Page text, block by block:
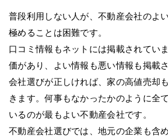
普段利用しない人が、不動産会社のよ
極めることは困難です。
口コミ情報もネットには掲載されてい
価があり、よい情報も悪い情報も掲載
会社選びが正しければ、家の高値売却
きます。何事もなかったかのように全
いるのが最もよい不動産会社です。
不動産会社選びでは、地元の企業も含